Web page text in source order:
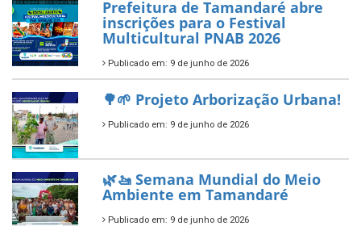
ÚLTIMAS NOTÍCIAS
Tamandaré conquista Selo
Diamante do Sebrae pelo
segundo ano consecutivo e
reafirma excelência no apoio ao
empreendedorismo.
Publicado em: 10 de junho de 2026
novos investimentos para
fortalecer a saúde pública do
município.